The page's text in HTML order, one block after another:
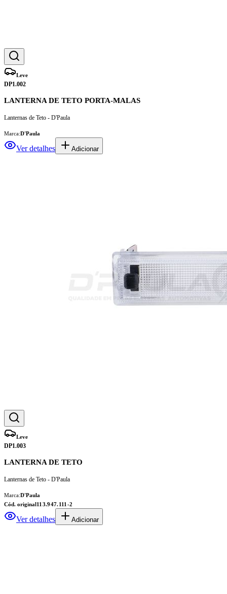
Leve
DP1.002
LANTERNA DE TETO PORTA-MALAS
Lanternas de Teto - D'Paula
Marca:D'Paula
Ver detalhes Adicionar
Leve
DP1.003
LANTERNA DE TETO
Lanternas de Teto - D'Paula
Marca:D'Paula
Cód. original113.947.111-2
Ver detalhes Adicionar